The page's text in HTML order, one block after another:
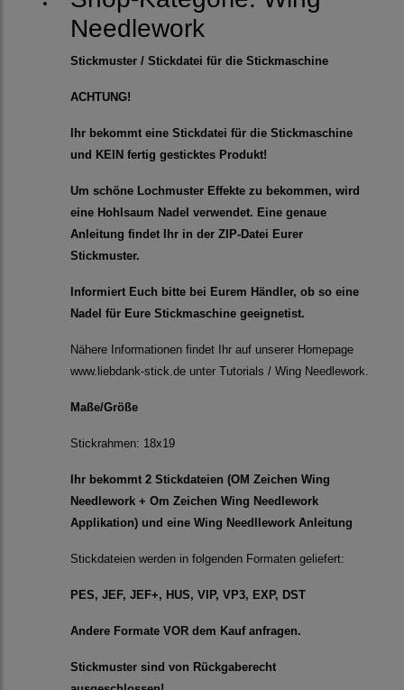
Needlework
Stickmuster / Stickdatei für die Stickmaschine
ACHTUNG!
Ihr bekommt eine Stickdatei für die Stickmaschine
und KEIN fertig gesticktes Produkt!
Um schöne Lochmuster Effekte zu bekommen, wird
eine Hohlsaum Nadel verwendet. Eine genaue
Anleitung findet Ihr in der ZIP-Datei Eurer
Stickmuster.
Informiert Euch bitte bei Eurem Händler, ob so eine
Nadel für Eure Stickmaschine geeignetist.
Nähere Informationen findet Ihr auf unserer Homepage
www.liebdank-stick.de unter Tutorials / Wing Needlework.
Maße/Größe
Stickrahmen: 18x19
Ihr bekommt 2 Stickdateien (OM Zeichen Wing
Needlework + Om Zeichen Wing Needlework
Applikation) und eine Wing Needllework Anleitung
Stickdateien werden in folgenden Formaten geliefert:
PES, JEF, JEF+, HUS, VIP, VP3, EXP, DST
Andere Formate VOR dem Kauf anfragen.
Stickmuster sind von Rückgaberecht